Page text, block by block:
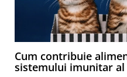
Cum contribuie
sistemului imunitar al